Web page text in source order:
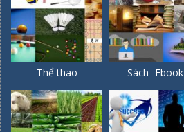
Thể thao Sách- Ebook